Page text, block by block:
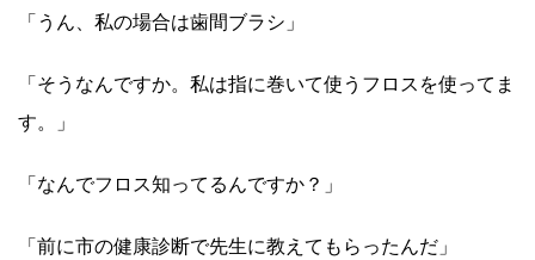
「うん、私の場合は歯間ブラシ」
「そうなんですか。私は指に巻いて使うフロスを使ってま
す。」
「なんでフロス知ってるんですか？」
「前に市の健康診断で先生に教えてもらったんだ」